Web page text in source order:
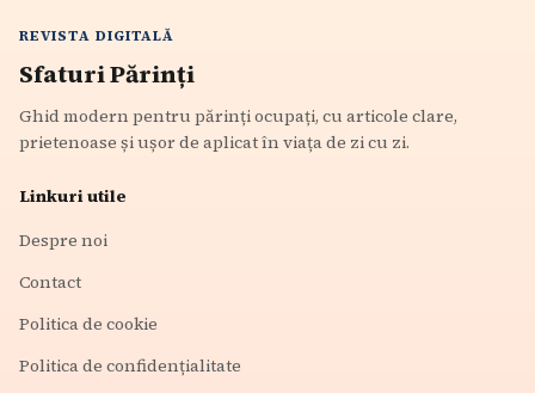
REVISTA DIGITALĂ
Sfaturi Părinți
Ghid modern pentru părinți ocupați, cu articole clare,
prietenoase și ușor de aplicat în viața de zi cu zi.
Linkuri utile
Despre noi
Contact
Politica de cookie
Politica de confidențialitate